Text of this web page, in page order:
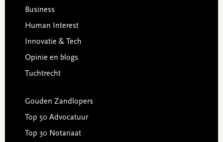
Business
Human Interest
Innovatie & Tech
Opinie en blogs
Tuchtrecht
Gouden Zandlopers
Top 50 Advocatuur
Top 30 Notariaat